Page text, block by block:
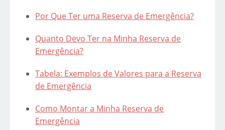
Por Que Ter uma Reserva de Emergência?
Quanto Devo Ter na Minha Reserva de
Emergência?
Tabela: Exemplos de Valores para a Reserva
de Emergência
Como Montar a Minha Reserva de
Emergência